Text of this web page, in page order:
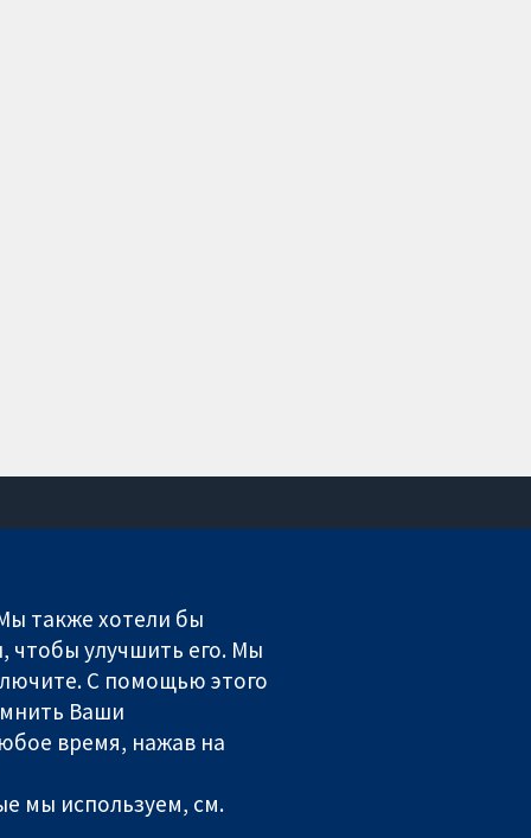
Пресс-служба
О нас
Работа
Cochrane Library
VAT registration number GB 718 2127 49.
также хотели бы
чтобы улучшить его. Мы
С помощью этого
Ваши
время, нажав на
мы используем, см.